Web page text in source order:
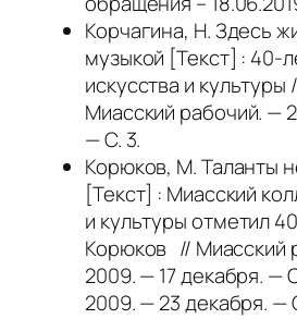
Корчагина, Н. Здесь
музыкой [Текст] : 40-
искусства и культуры
Миасский рабочий. —
— С. 3.
Корюков, М. Таланты
[Текст] : Миасский
и культуры отметил
Корюков // Миасский
2009. — 17 декабря. —
2009. — 23 декабря. —